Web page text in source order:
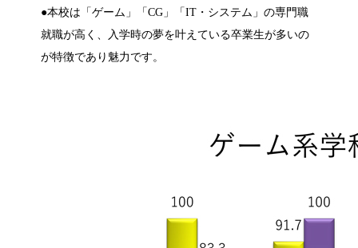
●本校は「ゲーム」「CG」「IT・システム」の専門職
就職が高く、入学時の夢を叶えている卒業生が多いの
が特徴であり魅力です。